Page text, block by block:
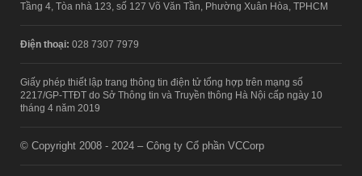
Tầng 4, Tòa nhà 123, số 127 Võ Văn Tần, Phường Xuân Hòa, TPHCM
Điện thoại: 028 7307 7979
Giấy phép thiết lập trang thông tin điện tử tổng hợp trên mạng số
2217/GP-TTĐT do Sở Thông tin và Truyền thông Hà Nội cấp ngày 10
tháng 4 năm 2019
© Copyright 2008 - 2024 – Công ty Cổ phần VCCorp